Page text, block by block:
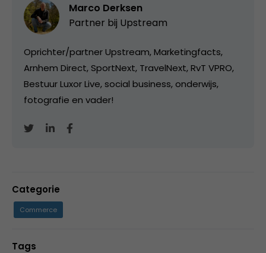
Marco Derksen
Partner bij Upstream
Oprichter/partner Upstream, Marketingfacts,
Arnhem Direct, SportNext, TravelNext, RvT VPRO,
Bestuur Luxor Live, social business, onderwijs,
fotografie en vader!
Categorie
Commerce
Tags